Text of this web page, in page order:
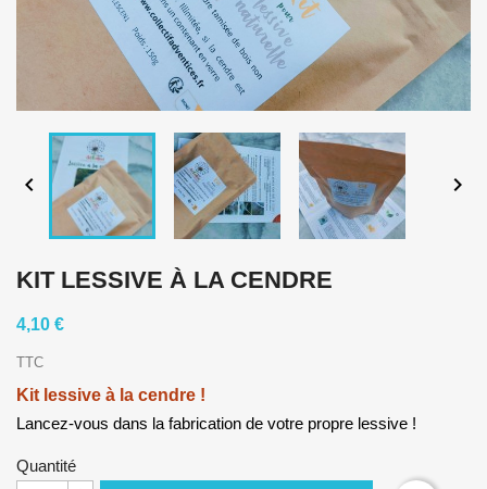
 
KIT LESSIVE À LA CENDRE
4,10 €
TTC
Kit lessive à la cendre !
Lancez-vous dans la fabrication de votre propre lessive !
Quantité